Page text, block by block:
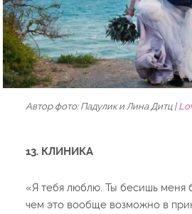
Автор фото: Падулик и Лина Дитц |
13. КЛИНИКА
«Я тебя люблю. Ты бесишь меня
чем это вообще возможно в